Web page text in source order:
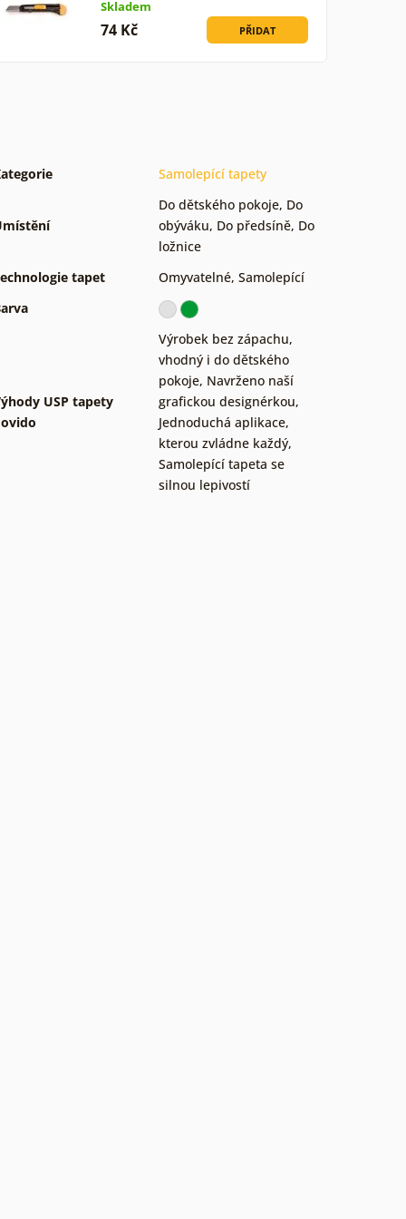
Skladem
74 Kč PŘIDAT
Samolepící tapety
Do dětského pokoje, Do
obýváku, Do předsíně, Do
ložnice
tapet
Omyvatelné, Samolepící
USP tapety
Výrobek bez zápachu,
vhodný i do dětského
pokoje, Navrženo naší
grafickou designérkou,
Jednoduchá aplikace,
kterou zvládne každý,
Samolepící tapeta se
silnou lepivostí